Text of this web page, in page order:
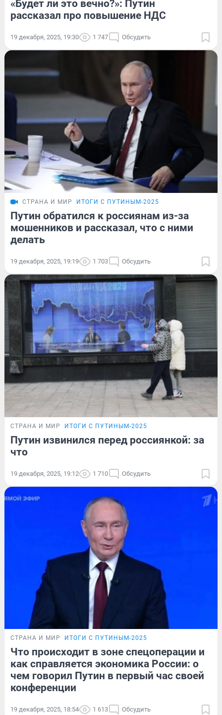
«Будет ли это вечно?»: Путин
рассказал про повышение НДС
19 декабря, 2025, 19:30 1 747 Обсудить
СТРАНА И МИР ИТОГИ С ПУТИНЫМ-2025
Путин обратился к россиянам из-за
мошенников и рассказал, что с ними
делать
19 декабря, 2025, 19:19 1 703 Обсудить
СТРАНА И МИР ИТОГИ С ПУТИНЫМ-2025
Путин извинился перед россиянкой: за
что
19 декабря, 2025, 19:12 1 710 Обсудить
СТРАНА И МИР ИТОГИ С ПУТИНЫМ-2025
Что происходит в зоне спецоперации и
как справляется экономика России: о
чем говорил Путин в первый час своей
конференции
19 декабря, 2025, 18:54 1 613 Обсудить